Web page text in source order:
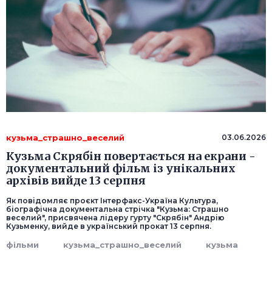
кузьма_страшно_веселий 03.06.2026
Кузьма Скрябін повертається на екрани -
документальний фільм із унікальних
архівів вийде 13 серпня
Як повідомляє проєкт Інтерфакс-Україна Культура,
біографічна документальна стрічка "Кузьма: Страшно
веселий", присвячена лідеру гурту "Скрябін" Андрію
Кузьменку, вийде в український прокат 13 серпня.
фільми кузьма_страшно_веселий кузьма